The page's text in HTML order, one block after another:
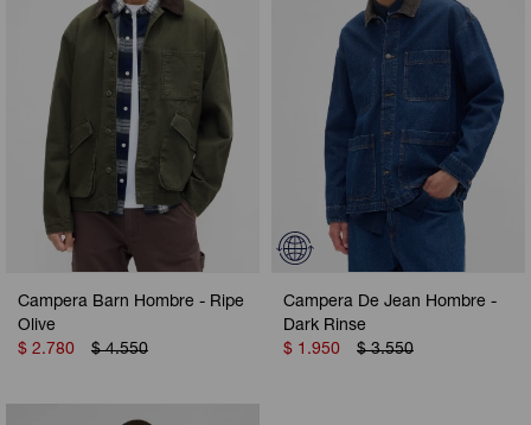
Campera Barn Hombre - Ripe
Olive
$ 2.780 $ 4.550
Campera De Jean Hombre -
Dark Rinse
$ 1.950 $ 3.550